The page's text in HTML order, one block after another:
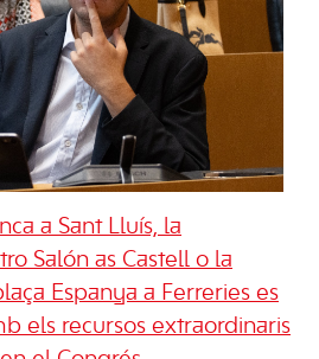
a Sant Lluís, la
Salón as Castell o la
Espanya a Ferreries es
els recursos extraordinaris